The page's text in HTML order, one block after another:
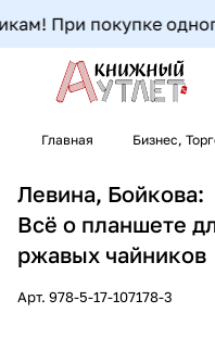
При покупке одного
Главная Бизнес,
Левина, Бойкова:
Всё о планшете
ржавых чайников
Арт. 978-5-17-107178-3